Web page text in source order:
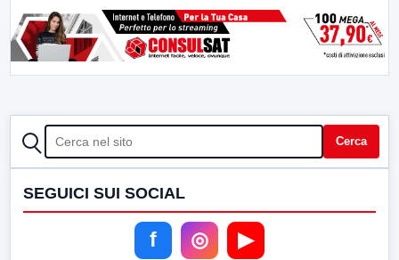
CERCA Cerca
SEGUICI SUI SOCIAL
f ◎ ▶